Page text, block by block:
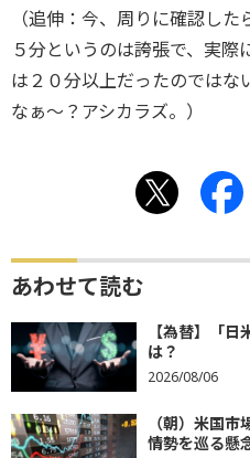
（追伸：今、周りに確認し
５分というのは誇張で、実
は２０分以上だったのでは
なぁ〜？アシカラズ。）
あわせて読む
【為替】「
は？
2026/08/06
（朝）米国
情勢を巡る懸